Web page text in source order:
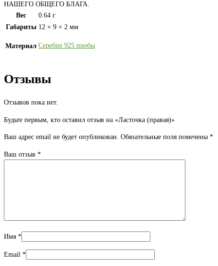
НАШЕГО ОБЩЕГО БЛАГА.
Вес
0.64 г
Габариты 12 × 9 × 2 мм
Материал Серебро 925 пробы
Отзывы
Отзывов пока нет.
Будьте первым, кто оставил отзыв на «Ласточка (правая)»
Ваш адрес email не будет опубликован. Обязательные поля помечены *
Ваш отзыв *
Имя *
Email *